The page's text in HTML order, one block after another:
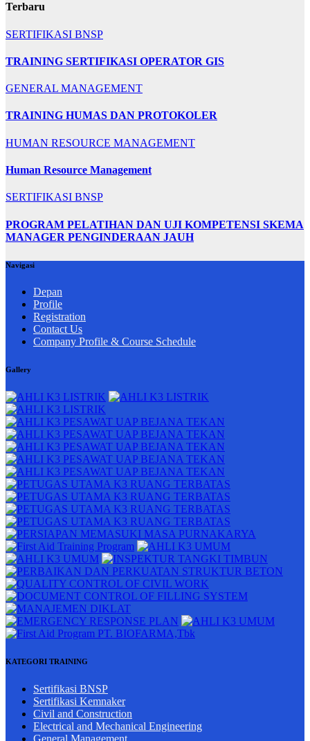
Terbaru
SERTIFIKASI BNSP
TRAINING SERTIFIKASI OPERATOR GIS
GENERAL MANAGEMENT
TRAINING HUMAS DAN PROTOKOLER
HUMAN RESOURCE MANAGEMENT
Human Resource Management
SERTIFIKASI BNSP
PROGRAM PELATIHAN DAN UJI KOMPETENSI SKEMA
MANAGER PENGINDERAAN JAUH
Navigasi
Depan
Profile
Registration
Contact Us
Company Profile & Course Schedule
Gallery
KATEGORI TRAINING
Sertifikasi BNSP
Sertifikasi Kemnaker
Civil and Construction
Electrical and Mechanical Engineering